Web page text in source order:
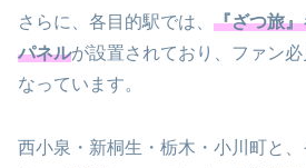
さらに、各目的駅では、 『ざつ旅
パネルが設置されており、ファン
なっています。
西小泉・新桐生・栃木・小川町と